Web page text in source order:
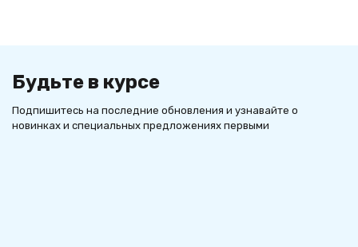
Будьте в курсе
Подпишитесь на последние обновления и узнавайте о
новинках и специальных предложениях первыми